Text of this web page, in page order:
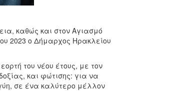
καθώς και στον Αγιασμό
2023 ο Δήμαρχος Ηρακλείου
του νέου έτους, με τον
και φώτισης: για να
σε ένα καλύτερο μέλλον